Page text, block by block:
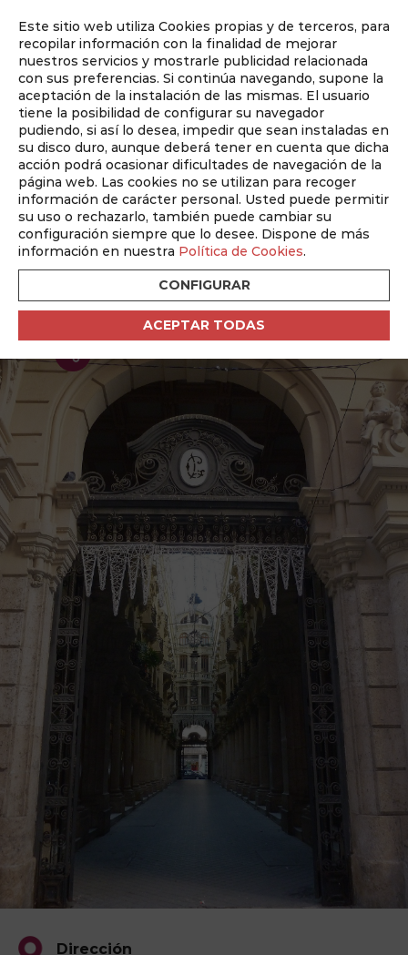
Este sitio web utiliza Cookies propias y de terceros, para
recopilar información con la finalidad de mejorar
nuestros servicios y mostrarle publicidad relacionada
con sus preferencias. Si continúa navegando, supone la
aceptación de la instalación de las mismas. El usuario
tiene la posibilidad de configurar su navegador
pudiendo, si así lo desea, impedir que sean instaladas en
su disco duro, aunque deberá tener en cuenta que dicha
acción podrá ocasionar dificultades de navegación de la
página web. Las cookies no se utilizan para recoger
información de carácter personal. Usted puede permitir
su uso o rechazarlo, también puede cambiar su
configuración siempre que lo desee. Dispone de más
información en nuestra Política de Cookies.
CONFIGURAR
ACEPTAR TODAS
Auditado por
Qué ver en Albacete
Pasaje de Lodares en
Albacete | Historia,
arquitectura y qué ver
Dirección